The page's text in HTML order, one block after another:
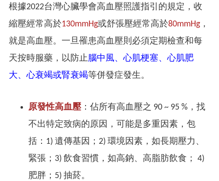
根據2022台灣心臟學會高血壓照護指引的規定，收
縮壓經常高於130mmHg或舒張壓經常高於80mmHg，
就是高血壓。一旦罹患高血壓則必須定期檢查和每
天按時服藥，以防止腦中風、心肌梗塞、心肌肥
大、心衰竭或腎衰竭等併發症發生。
原發性高血壓 ：佔所有高血壓之 90 ~ 95 %，找
不出特定致病的原因，可能是多重因素，包
括：1) 遺傳基因；2) 環境因素，如長期壓力、
緊張；3) 飲食習慣，如高鈉、高脂肪飲食； 4)
肥胖；5) 抽菸。